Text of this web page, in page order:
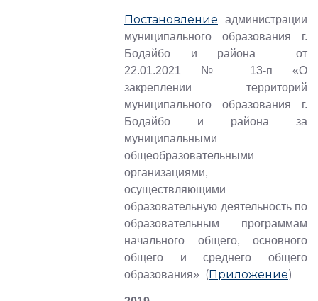
Постановление администрации
муниципального образования г.
Бодайбо и района от
22.01.2021 № 13-п «О
закреплении территорий
муниципального образования г.
Бодайбо и района за
муниципальными
общеобразовательными
организациями,
осуществляющими
образовательную деятельность по
образовательным программам
начального общего, основного
общего и среднего общего
образования» (Приложение)